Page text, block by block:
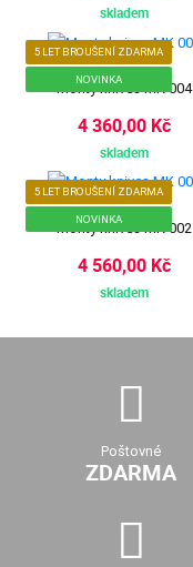
skladem
5 LET BROUŠENÍ ZDARMA
NOVINKA
Monty knives MK 004
4 360,00 Kč
skladem
5 LET BROUŠENÍ ZDARMA
NOVINKA
Monty knives MK 002
4 560,00 Kč
skladem
Poštovné
ZDARMA